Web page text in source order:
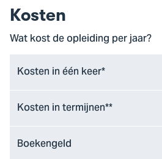
Kosten
Wat kost de opleiding per jaar?
Kosten in één keer*
Kosten in termijnen**
Boekengeld